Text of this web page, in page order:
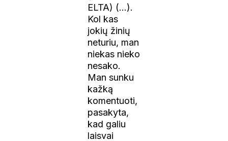
ELTA) (…).
Kol kas
jokių žinių
neturiu, man
niekas nieko
nesako.
Man sunku
kažką
komentuoti,
pasakyta,
kad galiu
laisvai